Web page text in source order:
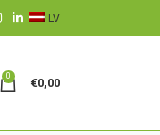
LV
0
€0,00